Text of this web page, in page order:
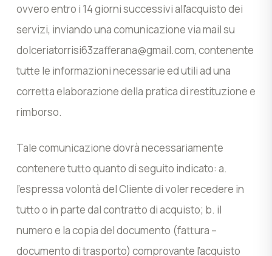
ovvero entro i 14 giorni successivi all'acquisto dei
servizi, inviando una comunicazione via mail su
dolceriatorrisi63zafferana@gmail.com, contenente
tutte le informazioni necessarie ed utili ad una
corretta elaborazione della pratica di restituzione e
rimborso.
Tale comunicazione dovrà necessariamente
contenere tutto quanto di seguito indicato: a.
l’espressa volontà del Cliente di voler recedere in
tutto o in parte dal contratto di acquisto; b. il
numero e la copia del documento (fattura –
documento di trasporto) comprovante l’acquisto